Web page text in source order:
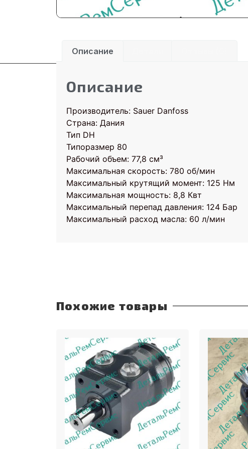
Описание
Описание
Производитель: Sauer Danfoss
Страна: Дания
Тип DH
Типоразмер 80
Рабочий объем: 77,8 см³
Максимальная скорость: 780 об/мин
Максимальный крутящий момент: 125 Нм
Максимальная мощность: 8,8 Квт
Максимальный перепад давления: 124 Бар
Максимальный расход масла: 60 л/мин
Похожие товары